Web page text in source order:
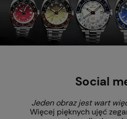
Social
Jeden obraz jest wart
Więcej pięknych ujęć